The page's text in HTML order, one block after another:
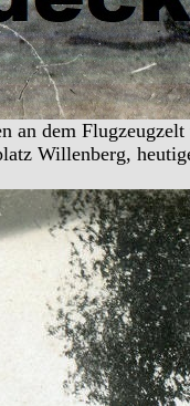
an dem
Willenberg,